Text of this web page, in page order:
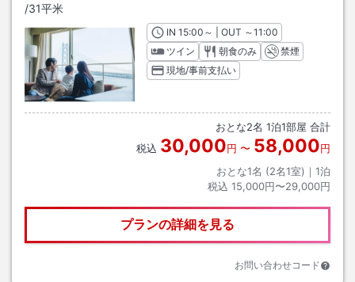
/31平米
INチェックイン
15:00 ～ | OUT チェックアウト
～11:00
ツイン
朝食のみ
禁煙
現地/事前支払い
おとな2名 1泊1部屋 合計
税込 30,000円 〜 58,000円
おとな1名 (2名1室)｜ 1泊
税込 15,000円〜29,000円
プランの詳細を見る
お問い合わせコード